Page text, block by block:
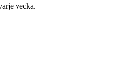
vecka.